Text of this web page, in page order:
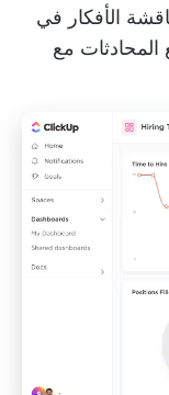
الأفكار في
المحادثات مع